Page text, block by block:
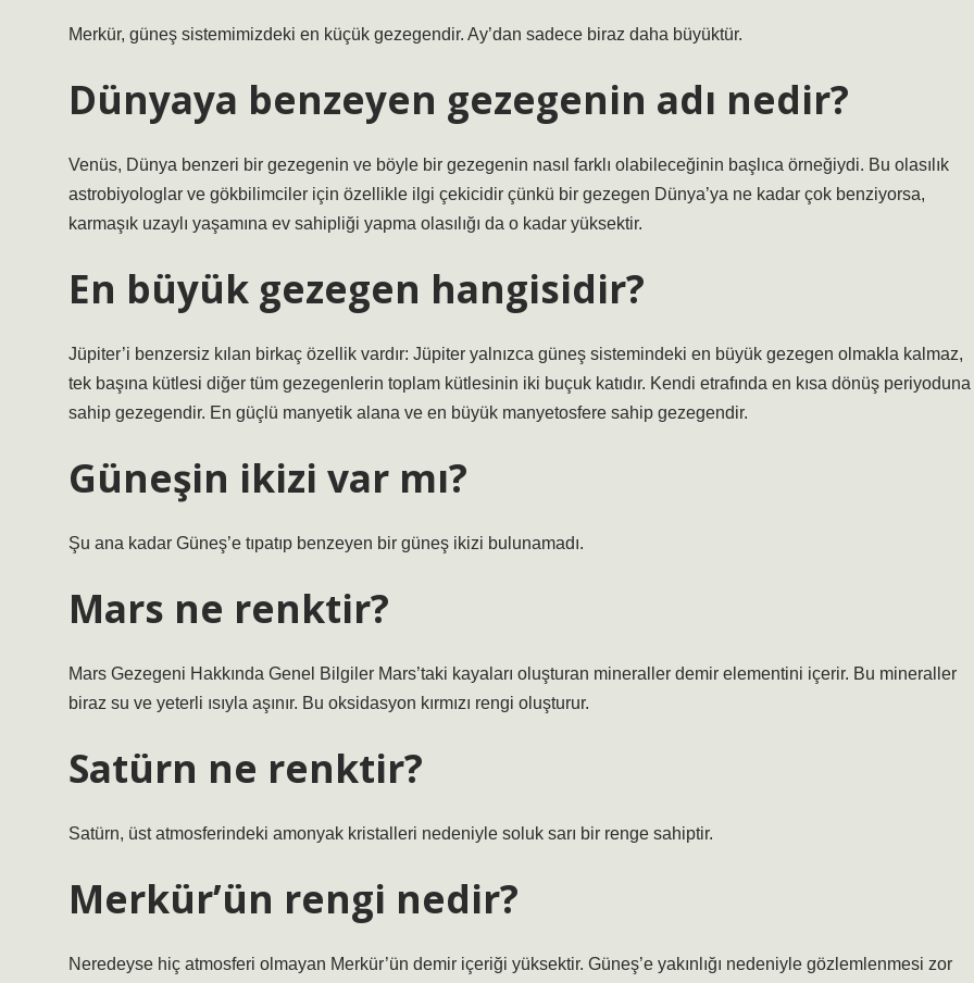
Merkür, güneş sistemimizdeki en küçük gezegendir. Ay’dan sadece biraz daha büyüktür.
Dünyaya benzeyen gezegenin adı nedir?
Venüs, Dünya benzeri bir gezegenin ve böyle bir gezegenin nasıl farklı olabileceğinin başlıca örneğiydi. Bu olasılık
astrobiyologlar ve gökbilimciler için özellikle ilgi çekicidir çünkü bir gezegen Dünya’ya ne kadar çok benziyorsa,
karmaşık uzaylı yaşamına ev sahipliği yapma olasılığı da o kadar yüksektir.
En büyük gezegen hangisidir?
Jüpiter’i benzersiz kılan birkaç özellik vardır: Jüpiter yalnızca güneş sistemindeki en büyük gezegen olmakla kalmaz,
tek başına kütlesi diğer tüm gezegenlerin toplam kütlesinin iki buçuk katıdır. Kendi etrafında en kısa dönüş periyoduna
sahip gezegendir. En güçlü manyetik alana ve en büyük manyetosfere sahip gezegendir.
Güneşin ikizi var mı?
Şu ana kadar Güneş’e tıpatıp benzeyen bir güneş ikizi bulunamadı.
Mars ne renktir?
Mars Gezegeni Hakkında Genel Bilgiler Mars’taki kayaları oluşturan mineraller demir elementini içerir. Bu mineraller
biraz su ve yeterli ısıyla aşınır. Bu oksidasyon kırmızı rengi oluşturur.
Satürn ne renktir?
Satürn, üst atmosferindeki amonyak kristalleri nedeniyle soluk sarı bir renge sahiptir.
Merkür’ün rengi nedir?
Neredeyse hiç atmosferi olmayan Merkür’ün demir içeriği yüksektir. Güneş’e yakınlığı nedeniyle gözlemlenmesi zor